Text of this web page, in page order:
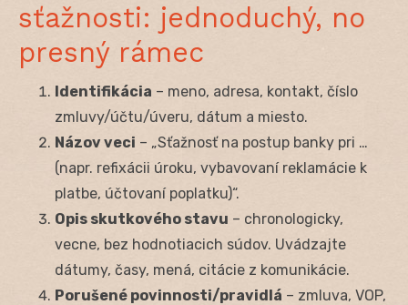
sťažnosti: jednoduchý, no
presný rámec
Identifikácia – meno, adresa, kontakt, číslo
zmluvy/účtu/úveru, dátum a miesto.
Názov veci – „Sťažnosť na postup banky pri …
(napr. refixácii úroku, vybavovaní reklamácie k
platbe, účtovaní poplatku)“.
Opis skutkového stavu – chronologicky,
vecne, bez hodnotiacich súdov. Uvádzajte
dátumy, časy, mená, citácie z komunikácie.
Porušené povinnosti/pravidlá – zmluva, VOP,